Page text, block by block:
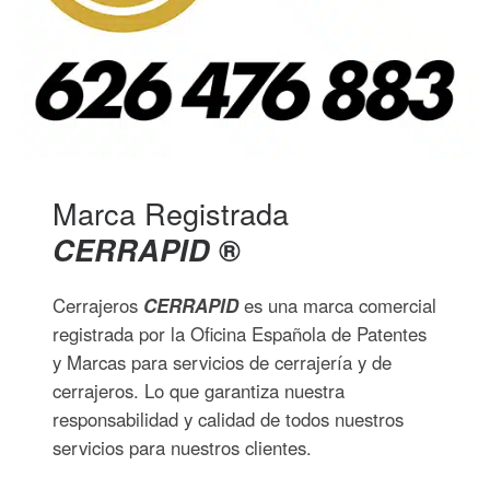
Marca Registrada
CERRAPID ®
Cerrajeros CERRAPIDes una marca comercial
registrada por la Oficina Española de Patentes
y Marcas para servicios de cerrajería y de
cerrajeros. Lo que garantiza nuestra
responsabilidad y calidad de todos nuestros
servicios para nuestros clientes.